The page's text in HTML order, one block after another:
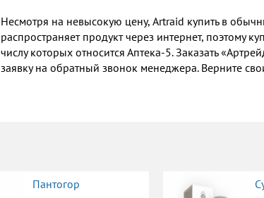
Несмотря на невысокую цену, Artraid купить в
распространяет продукт через интернет, поэтому
числу которых относится Аптека-5. Заказать
заявку на обратный звонок менеджера. Верните
Пантогор